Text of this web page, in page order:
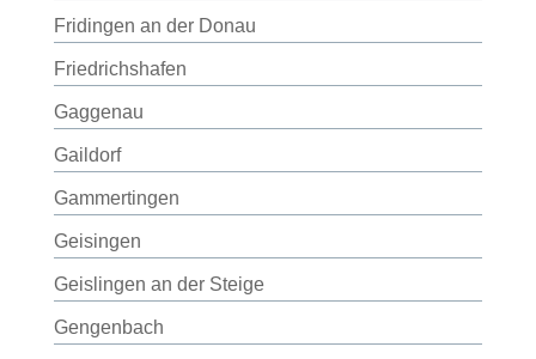
Fridingen an der Donau
Friedrichshafen
Gaggenau
Gaildorf
Gammertingen
Geisingen
Geislingen an der Steige
Gengenbach